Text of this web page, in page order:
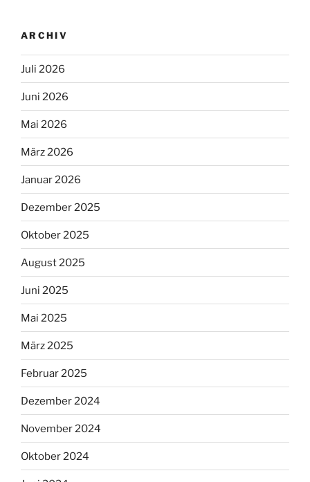
ARCHIV
Juli 2026
Juni 2026
Mai 2026
März 2026
Januar 2026
Dezember 2025
Oktober 2025
August 2025
Juni 2025
Mai 2025
März 2025
Februar 2025
Dezember 2024
November 2024
Oktober 2024